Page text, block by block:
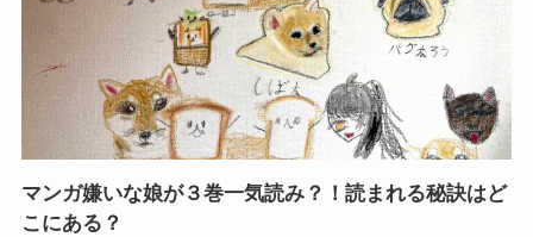
マンガ嫌いな娘が３巻一気読み？！読まれる秘訣はど
こにある？